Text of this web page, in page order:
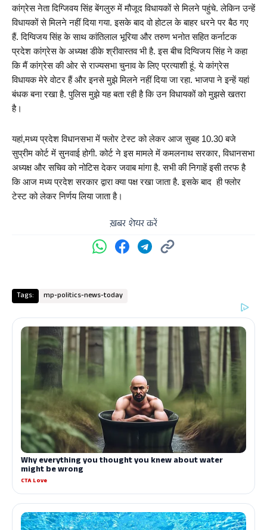
कांग्रेस नेता दिग्जिवय सिंह बेंगलुरु में मौजूद विधायकों से मिलने पहुंचे. लेकिन उन्हें
विधायकों से मिलने नहीं दिया गया. इसके बाद वो होटल के बाहर धरने पर बैठ गए
हैं. दिग्विजय सिंह के साथ कांतिलाल भूरिया और तरुण भनोत सहित कर्नाटक
प्रदेश कांग्रेस के अध्यक्ष डीके श्रीवास्तव भी है. इस बीच दिग्विजय सिंह ने कहा
कि मैं कांग्रेस की ओर से राज्यसभा चुनाव के लिए प्रत्याशी हूं. ये कांग्रेस
विधायक मेरे वोटर हैं और इनसे मुझे मिलने नहीं दिया जा रहा. भाजपा ने इन्हें यहां
बंधक बना रखा है. पुलिस मुझे यह बता रही है कि उन विधायकों को मुझसे खतरा
है।
यहां,मध्य प्रदेश विधानसभा में फ्लोर टेस्ट को लेकर आज सुबह 10.30 बजे
सुप्रीम कोर्ट में सुनवाई होगी. कोर्ट ने इस मामले में कमलनाथ सरकार, विधानसभा
अध्यक्ष और सचिव को नोटिस देकर जवाब मांगा है. सभी की निगाहें इसी तरफ है
कि आज मध्य प्रदेश सरकार द्वारा क्या पक्ष रखा जाता है. इसके बाद  ही फ्लोर
टेस्ट को लेकर निर्णय लिया जाता है।
ख़बर शेयर करें
Tags: mp-politics-news-today